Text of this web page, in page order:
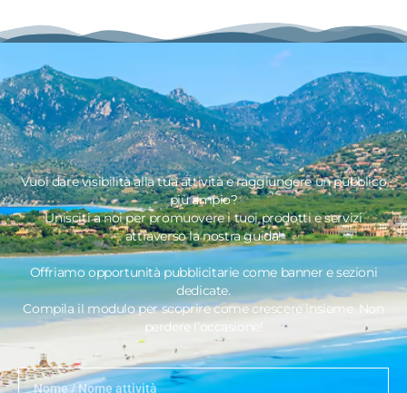
Vuoi dare visibilità alla tua attività e raggiungere un pubblico
più ampio?
Unisciti a noi per promuovere i tuoi prodotti e servizi
attraverso la nostra guida!
Offriamo opportunità pubblicitarie come banner e sezioni
dedicate.
Compila il modulo per scoprire come crescere insieme. Non
perdere l’occasione!